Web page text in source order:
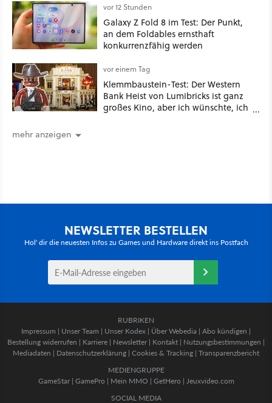
vor 12 Stunden
Galaxy Z Fold 8 im Test: Der Punkt,
an dem Foldables ernsthaft
konkurrenzfähig werden
vor einem Tag
Klemmbaustein-Test: Der Western
Bank Heist von Lumibricks ist ganz
großes Kino, aber ich wünschte, ich
mehr anzeigen
NEWSLETTER BESTELLEN
Hol' dir die neuesten Infos zu Games und Hardware direkt ins Postfach
RUBRIKEN
Impressum | Unser Team | Unser Kodex | Über Webedia | Abo kündigen |
Bestellung widerrufen | Karriere | Newsletter | Kontakt | Nutzungsbestimmungen |
Mediadaten | Datenschutzerklärung | Cookies & Tracking | Transparenzbericht
MEDIENGRUPPE
GameStar| GamePro | Mein MMO | GetHero | Jeuxvideo.com
SOCIAL MEDIA